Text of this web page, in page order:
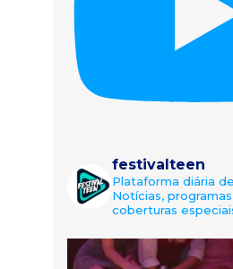
festivalteen
Plataforma diária
Notícias,
coberturas